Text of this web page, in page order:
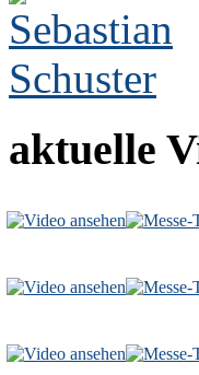
aktuelle